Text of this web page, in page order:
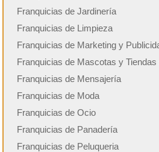
Franquicias de Jardinería
Franquicias de Limpieza
Franquicias de Marketing y
Franquicias de Mascotas y Tiendas
Franquicias de Mensajería
Franquicias de Moda
Franquicias de Ocio
Franquicias de Panadería
Franquicias de Peluqueria